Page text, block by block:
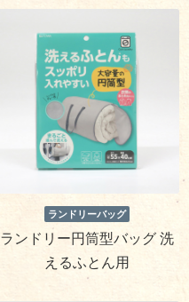
ランドリーバッグ
ランドリー円筒型バッグ 洗
えるふとん用